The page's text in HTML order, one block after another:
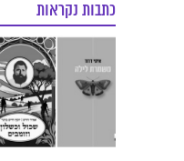
כתבות נקראות